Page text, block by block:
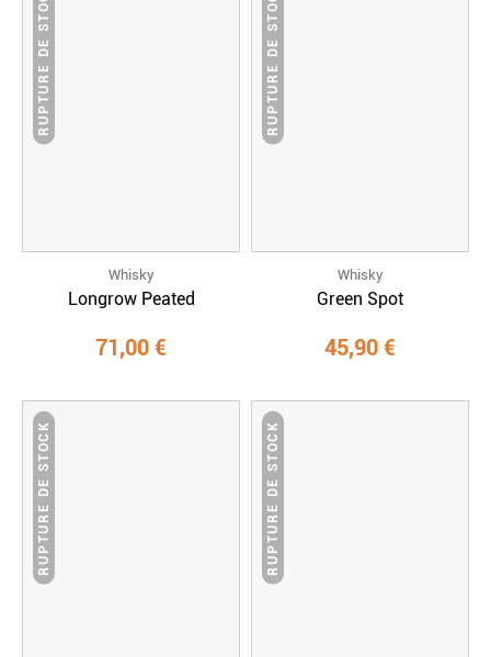
RUPTURE DE STOCK
Whisky
Longrow Peated
71,00 €
RUPTURE DE STOCK
Whisky
Green Spot
45,90 €
RUPTURE DE STOCK RUPTURE DE STOCK